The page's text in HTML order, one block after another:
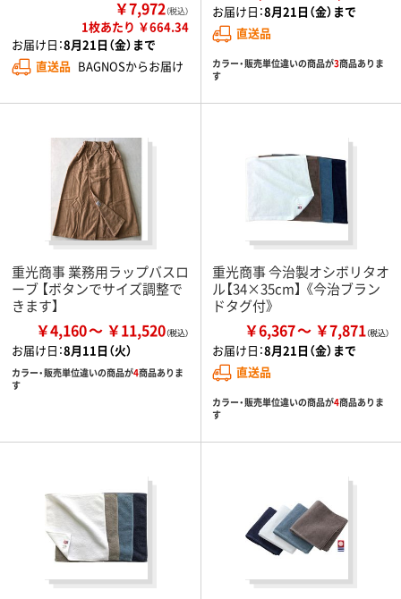
￥7,972（税込）
1枚あたり ￥664.34
お届け日：8月21日（金）まで
直送品 BAGNOSからお届け
お届け日：8月21日（金）まで
直送品
カラー・販売単位違いの商品が3商品ありま
す
重光商事 業務用ラップバスロ
ーブ 【ボタンでサイズ調整で
きます】
￥4,160 ￥11,520
お届け日：8月11日（火）
カラー・販売単位違いの商品が4商品ありま
す
重光商事 今治製オシボリタオ
ル【34×35cm】 《今治ブラン
ドタグ付》
￥6,367 ￥7,871
お届け日：8月21日（金）まで
直送品
カラー・販売単位違いの商品が4商品ありま
す